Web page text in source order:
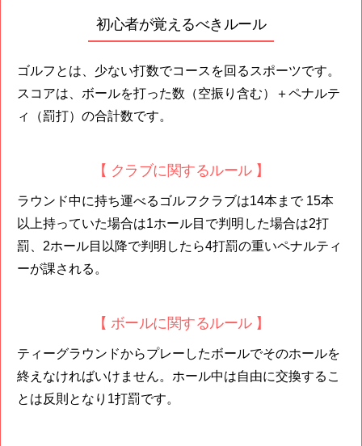
初心者が覚えるべきルール
ゴルフとは、少ない打数でコースを回るスポーツです。
スコアは、ボールを打った数（空振り含む）＋ペナルテ
ィ（罰打）の合計数です。
【 クラブに関するルール 】
ラウンド中に持ち運べるゴルフクラブは14本まで 15本
以上持っていた場合は1ホール目で判明した場合は2打
罰、2ホール目以降で判明したら4打罰の重いペナルティ
ーが課される。
【 ボールに関するルール 】
ティーグラウンドからプレーしたボールでそのホールを
終えなければいけません。ホール中は自由に交換するこ
とは反則となり1打罰です。